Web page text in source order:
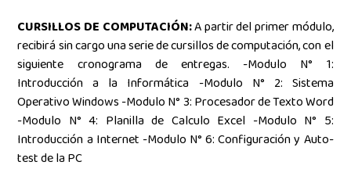
CURSILLOS DE COMPUTACIÓN:A partir del primer módulo,
recibirá sin cargo una serie de cursillos de computación, con el
siguiente cronograma de entregas. -Modulo N° 1:
Introducción a la Informática -Modulo N° 2: Sistema
Operativo Windows -Modulo N° 3: Procesador de Texto Word
-Modulo N° 4: Planilla de Calculo Excel -Modulo N° 5:
Introducción a Internet -Modulo N° 6: Configuración y Auto-
test de la PC